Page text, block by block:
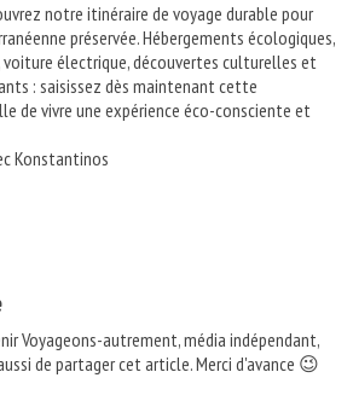
notre itinéraire de voyage durable pour
préservée. Hébergements écologiques,
électrique, découvertes culturelles et
: saisissez dès maintenant cette
de vivre une expérience éco-consciente et
Konstantinos
Voyageons-autrement, média indépendant,
de partager cet article. Merci d'avance 😉